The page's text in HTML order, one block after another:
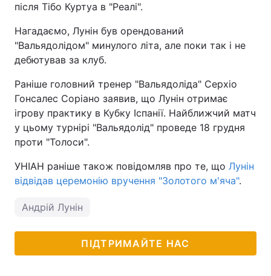
Тема оформлення
після Тібо Куртуа в "Реалі".
Нагадаємо, Лунін був орендований
"Вальядолідом" минулого літа, але поки так і не
дебютував за клуб.
Раніше головний тренер "Вальядоліда" Серхіо
Гонсалес Соріано заявив, що Лунін отримає
ігрову практику в Кубку Іспанії. Найближчий матч
у цьому турнірі "Вальядолід" проведе 18 грудня
проти "Толоси".
УНІАН раніше також повідомляв про те, що Лунін
відвідав церемонію вручення "Золотого м'яча".
Андрій Лунін
ПІДТРИМАЙТЕ НАС